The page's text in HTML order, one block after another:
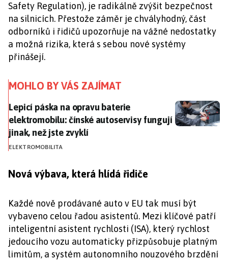
Safety Regulation), je radikálně zvýšit bezpečnost
na silnicích. Přestože záměr je chvályhodný, část
odborníků i řidičů upozorňuje na vážné nedostatky
a možná rizika, která s sebou nové systémy
přinášejí.
MOHLO BY VÁS ZAJÍMAT
Lepicí páska na opravu baterie elektromobilu:
Lepicí páska na opravu baterie
elektromobilu: čínské autoservisy fungují
jinak, než jste zvyklí
ELEKTROMOBILITA
Nová výbava, která hlídá řidiče
Každé nově prodávané auto v EU tak musí být
vybaveno celou řadou asistentů. Mezi klíčové patří
inteligentní asistent rychlosti (ISA), který rychlost
jedoucího vozu automaticky přizpůsobuje platným
limitům, a systém autonomního nouzového brzdění